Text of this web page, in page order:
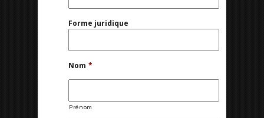
Forme juridique
Nom *
Prénom